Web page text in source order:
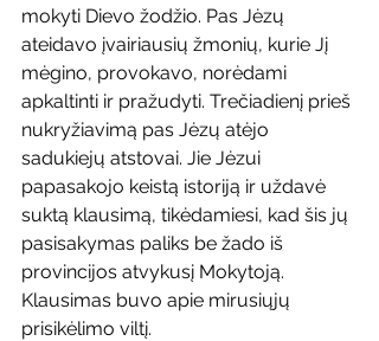
mokyti Dievo žodžio. Pas Jėzų
ateidavo įvairiausių žmonių, kurie Jį
mėgino, provokavo, norėdami
apkaltinti ir pražudyti. Trečiadienį prieš
nukryžiavimą pas Jėzų atėjo
sadukiejų atstovai. Jie Jėzui
papasakojo keistą istoriją ir uždavė
suktą klausimą, tikėdamiesi, kad šis jų
pasisakymas paliks be žado iš
provincijos atvykusį Mokytoją.
Klausimas buvo apie mirusiųjų
prisikėlimo viltį.